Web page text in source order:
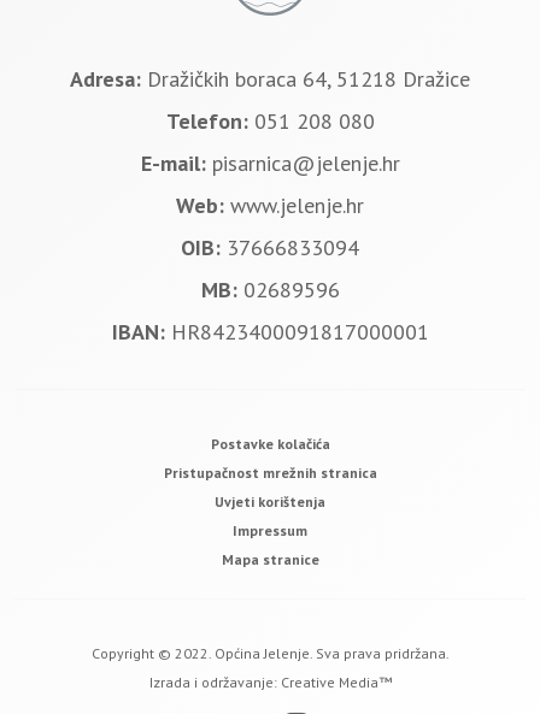
Adresa: Dražičkih boraca 64, 51218 Dražice
Telefon: 051 208 080
E-mail: pisarnica@jelenje.hr
Web: www.jelenje.hr
OIB: 37666833094
MB: 02689596
IBAN: HR8423400091817000001
Postavke kolačića
Pristupačnost mrežnih stranica
Uvjeti korištenja
Impressum
Mapa stranice
Copyright © 2022. Općina Jelenje. Sva prava pridržana.
Izrada i održavanje: Creative Media™